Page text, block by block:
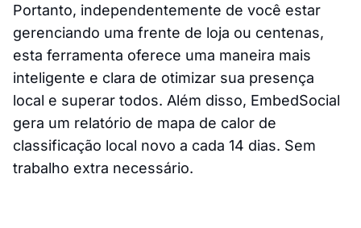
Portanto, independentemente de você estar
gerenciando uma frente de loja ou centenas,
esta ferramenta oferece uma maneira mais
inteligente e clara de otimizar sua presença
local e superar todos. Além disso, EmbedSocial
gera um relatório de mapa de calor de
classificação local novo a cada 14 dias. Sem
trabalho extra necessário.